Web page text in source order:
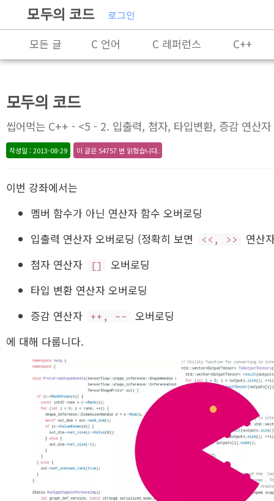
모두의 코드 로그인
모든 글 C 언어 C 레퍼런스
C++
잡담
모두의 코드
씹어먹는 C++ - <5 - 2. 입출력, 첨자, 타입변환, 증감 연산
작성일 : 2013-08-29 이 글은 54757 번 읽혔습니다.
이번 강좌에서는
멤버 함수가 아닌 연산자 함수 오버로딩
입출력 연산자 오버로딩 (정확히 보면
<<, >>
연산
첨자 연산자
[]
오버로딩
타입 변환 연산자 오버로딩
증감 연산자
++, --
오버로딩
에 대해 다룹니다.